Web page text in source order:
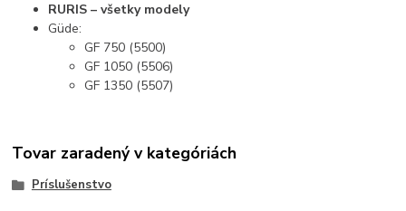
RURIS – všetky modely
Güde:
GF 750 (5500)
GF 1050 (5506)
GF 1350 (5507)
Tovar zaradený v kategóriách
Príslušenstvo